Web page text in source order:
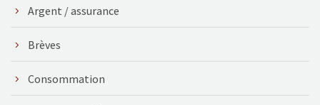
Argent / assurance
Brèves
Consommation